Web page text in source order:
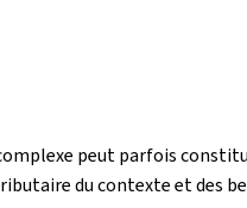
peut parfois
du contexte et des